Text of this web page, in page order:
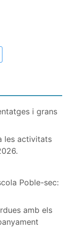
i grans
les activitats
Poble-sec:
amb els